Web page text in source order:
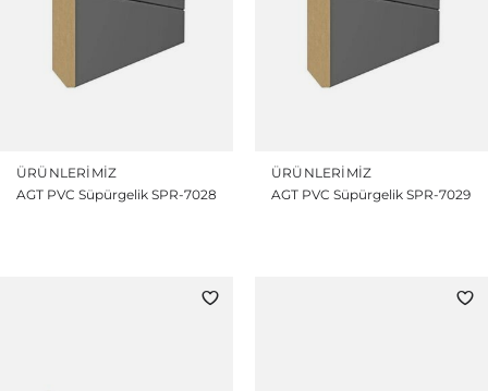
ÜRÜNLERIMIZ
AGT PVC Süpürgelik SPR-7028
ÜRÜNLERIMIZ
AGT PVC Süpürgelik SPR-7029